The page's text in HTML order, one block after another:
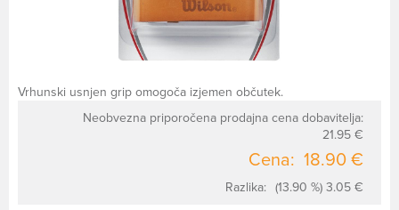
Vrhunski usnjen grip omogoča izjemen občutek.
Neobvezna priporočena prodajna cena dobavitelja:
21.95 €
Cena: 18.90 €
Razlika: (13.90 %) 3.05 €